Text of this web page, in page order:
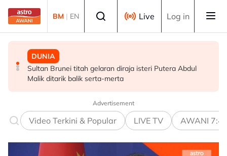
Skip to main content
BM | EN Live Log in
DUNIA
Sultan Brunei titah gelaran diraja isteri Putera Abdul
Malik ditarik balik serta-merta
MALAYSIA
Terengganu adakan sesi libat urus bincang isu
kerosakan terumbu karang di Pulau Redang
POLITIK
Tiada keperluan PRU16 awal, parti komponen kekal
sokong PM - Fahmi
Advertisement
Video Terkini & Popular LIVE TV AWANI